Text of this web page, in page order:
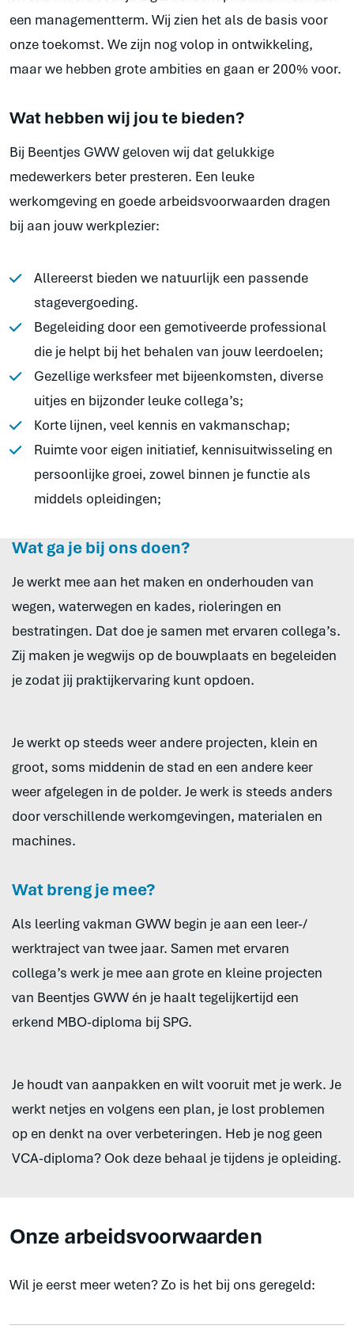
een managementterm. Wij zien het als de basis voor
onze toekomst. We zijn nog volop in ontwikkeling,
maar we hebben grote ambities en gaan er 200% voor.
Wat hebben wij jou te bieden?
Bij Beentjes GWW geloven wij dat gelukkige
medewerkers beter presteren. Een leuke
werkomgeving en goede arbeidsvoorwaarden dragen
bij aan jouw werkplezier:
Allereerst bieden we natuurlijk een passende
stagevergoeding.
Begeleiding door een gemotiveerde professional
die je helpt bij het behalen van jouw leerdoelen;
Gezellige werksfeer met bijeenkomsten, diverse
uitjes en bijzonder leuke collega’s;
Korte lijnen, veel kennis en vakmanschap;
Ruimte voor eigen initiatief, kennisuitwisseling en
persoonlijke groei, zowel binnen je functie als
middels opleidingen;
Wat ga je bij ons doen?
Je werkt mee aan het maken en onderhouden van
wegen, waterwegen en kades, rioleringen en
bestratingen. Dat doe je samen met ervaren collega’s.
Zij maken je wegwijs op de bouwplaats en begeleiden
je zodat jij praktijkervaring kunt opdoen.
Je werkt op steeds weer andere projecten, klein en
groot, soms middenin de stad en een andere keer
weer afgelegen in de polder. Je werk is steeds anders
door verschillende werkomgevingen, materialen en
machines.
Wat breng je mee?
Als leerling vakman GWW begin je aan een leer-/
werktraject van twee jaar. Samen met ervaren
collega’s werk je mee aan grote en kleine projecten
van Beentjes GWW én je haalt tegelijkertijd een
erkend MBO-diploma bij SPG.
Je houdt van aanpakken en wilt vooruit met je werk. Je
werkt netjes en volgens een plan, je lost problemen
op en denkt na over verbeteringen. Heb je nog geen
VCA-diploma? Ook deze behaal je tijdens je opleiding.
Onze arbeidsvoorwaarden
Wil je eerst meer weten? Zo is het bij ons geregeld: